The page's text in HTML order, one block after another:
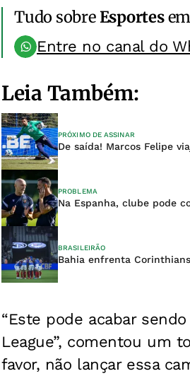
Tudo sobreEsportes
Entre no canal do
Leia Também:
PRÓXIMO DE ASSINAR
De saída! Marcos Felipe
PROBLEMA
Na Espanha, clube pode
BRASILEIRÃO
Bahia enfrenta
“Este pode acabar
League”, comentou um
favor, não lançar essa